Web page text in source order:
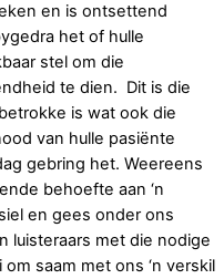
en is ontsettend
het of hulle
stel om die
te dien. Dit is die
is wat ook die
van hulle pasiënte
gebring het. Weereens
behoefte aan ‘n
en gees onder ons
luisteraars met die nodige
saam met ons ‘n verskil